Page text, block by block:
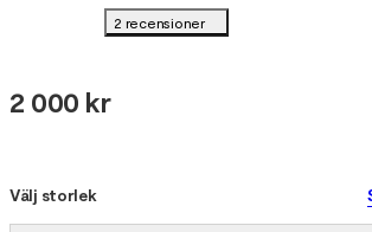
2 recensioner
2 000 kr
Välj storlek